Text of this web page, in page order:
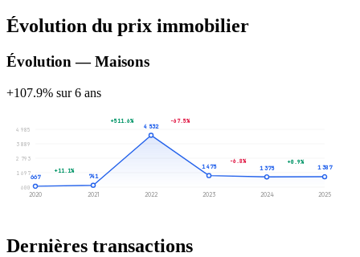
Évolution du prix immobilier
Évolution — Maisons
+107.9% sur 6 ans
600
1 697
2 793
3 889
4 985
667
2020
741
2021
4 532
2022
1 475
2023
1 375
2024
1 387
2025
+11.1%
+511.6% -67.5%
-6.8% +0.9%
Dernières transactions